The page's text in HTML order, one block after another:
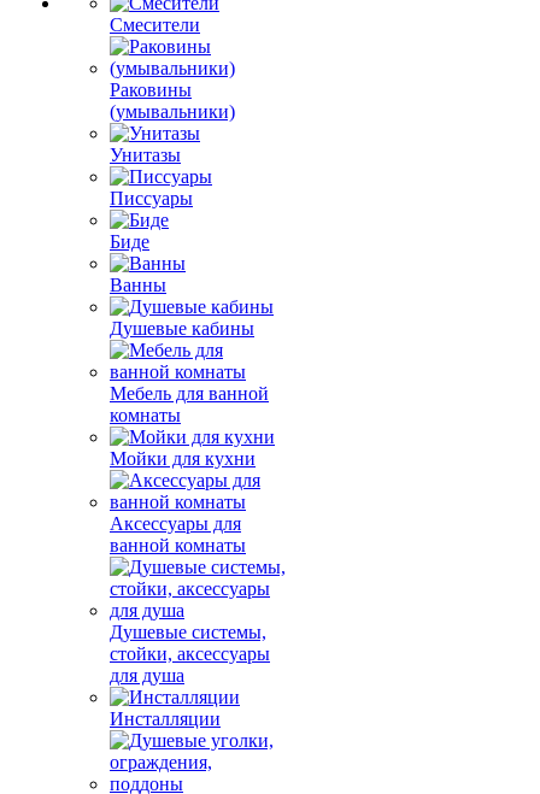
Смесители
Раковины
(умывальники)
Унитазы
Писсуары
Биде
Ванны
Душевые кабины
Мебель для ванной
комнаты
Мойки для кухни
Аксессуары для
ванной комнаты
Душевые системы,
стойки, аксессуары
для душа
Инсталляции